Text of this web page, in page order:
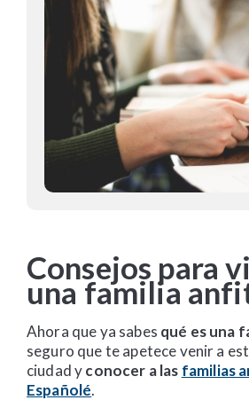
Consejos para
una familia
Ahora que ya sabes qué es una
seguro que te apetece venir a
ciudad yconocer a las familias
Españolé.